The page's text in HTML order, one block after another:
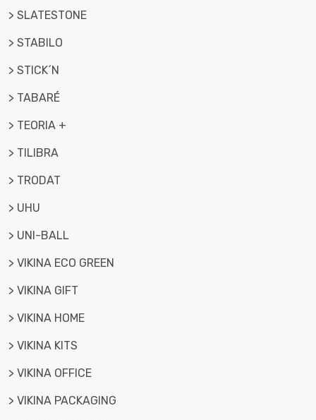
> SLATESTONE
> STABILO
> STICK´N
> TABARÉ
> TEORIA +
> TILIBRA
> TRODAT
> UHU
> UNI-BALL
> VIKINA ECO GREEN
> VIKINA GIFT
> VIKINA HOME
> VIKINA KITS
> VIKINA OFFICE
> VIKINA PACKAGING